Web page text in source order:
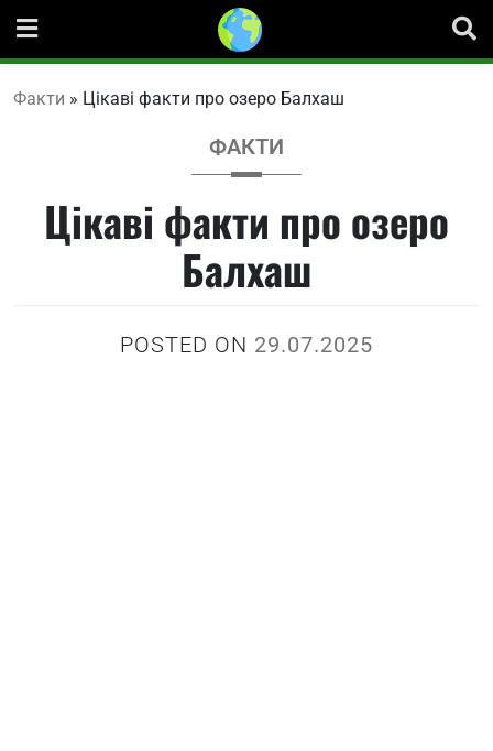
content
Факти » Цікаві факти про озеро Балхаш
ФАКТИ
Цікаві факти про озеро
Балхаш
POSTED ON 29.07.2025